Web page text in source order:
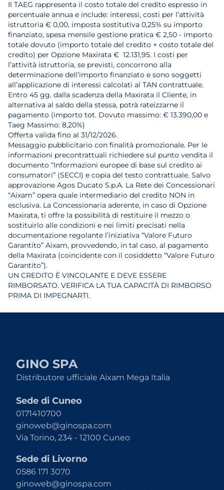
Il TAEG rappresenta il costo totale del credito espresso in
percentuale annua e include: interessi, costi per l’attività
istruttoria € 0,00, imposta sostitutiva 0,25% su importo
finanziato, spesa mensile gestione pratica € 2,50 - importo
totale dovuto (importo totale del credito + costo totale del
credito) per Opzione Maxirata € 12.131,95. I costi per
l’attività istruttoria, se previsti, concorrono alla
determinazione dell’importo finanziato e sono soggetti
all’applicazione di interessi calcolati al TAN contrattuale.
Entro 45 gg. dalla scadenza della Maxirata il Cliente, in
alternativa al saldo della stessa, potrà rateizzarne il
pagamento (importo tot. Dovuto massimo: € 13.390,00 e
Taeg Massimo: 8,20%)
Offerta valida fino al 31/12/2026.
Messaggio pubblicitario con finalità promozionale. Per le
informazioni precontrattuali richiedere sul punto vendita il
documento “Informazioni europee di base sul credito ai
consumatori” (SECCI) e copia del testo contrattuale. Salvo
approvazione Agos Ducato S.p.A. La Rete dei Concessionari
“Aixam” opera quale intermediario del credito NON in
esclusiva. La Concessionaria aderente, in caso di Opzione
Maxirata, ti offre la possibilità di restituire il mezzo o
sostituirlo alle condizioni e nei limiti precisati nella
documentazione regolante l’iniziativa “Valore Futuro
Garantito” Aixam, provvedendo, in tal caso, al pagamento
della Maxirata (coincidente con il cosiddetto “Valore Futuro
Garantito”).
UN CREDITO È VINCOLANTE E DEVE ESSERE
RIMBORSATO. VERIFICA LA TUA CAPACITÀ DI RIMBORSO
PRIMA DI IMPEGNARTI.
GINO SPA
Distributore ufficiale Aixam Mega Italia
Sede di Cuneo
0171410700
ginoweb@ginospa.com
Via Torino, 234 - 12100 Cuneo
Sede di Livorno
0586 171 3070
ginoweb@ginospa.com